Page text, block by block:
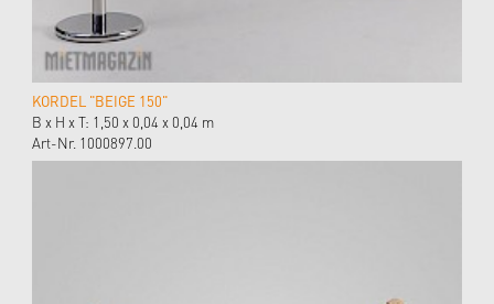
KORDEL "BEIGE 150"
B x H x T: 1,50 x 0,04 x 0,04 m
Art-Nr. 1000897.00